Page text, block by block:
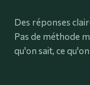
Des réponses
Pas de méthode
qu'on sait, ce